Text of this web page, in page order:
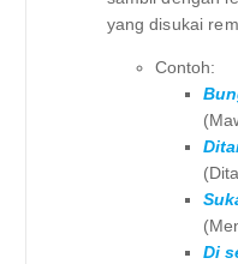
yang disukai
Contoh:
Di